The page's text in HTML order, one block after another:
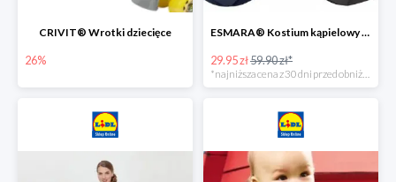
CRIVIT® Wrotki dziecięce
26%
ESMARA® Kostium kąpielowy ciążowy lub tankini ciążowe -50%
29.95 zł59.90 zł*